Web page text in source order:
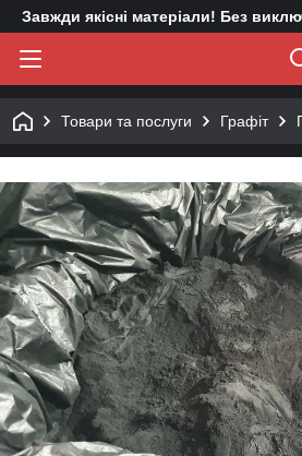
Завжди якісні матеріали! Без
Товари та послуги Графіт